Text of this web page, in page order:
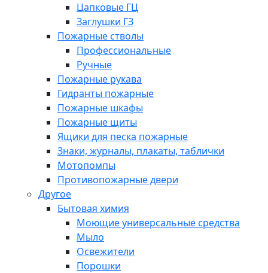
Цапковые ГЦ
Заглушки ГЗ
Пожарные стволы
Профессиональные
Ручные
Пожарные рукава
Гидранты пожарные
Пожарные шкафы
Пожарные щиты
Ящики для песка пожарные
Знаки, журналы, плакаты, таблички
Мотопомпы
Противопожарные двери
Другое
Бытовая химия
Моющие универсальные средства
Мыло
Освежители
Порошки